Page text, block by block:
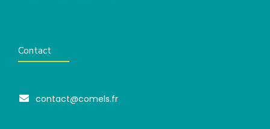
Contact
contact@comels.fr